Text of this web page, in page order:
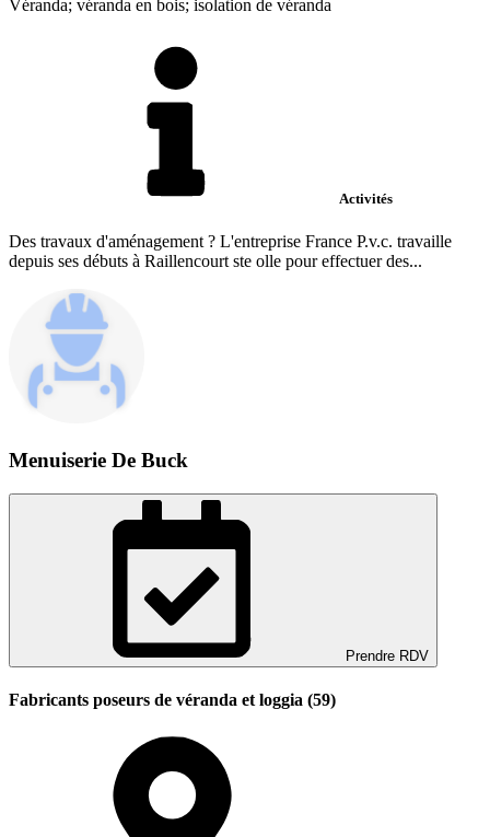
Véranda; véranda en bois; isolation de véranda
Activités
Des travaux d'aménagement ? L'entreprise France P.v.c. travaille
depuis ses débuts à Raillencourt ste olle pour effectuer des...
Menuiserie De Buck
Prendre RDV
Fabricants poseurs de véranda et loggia (59)